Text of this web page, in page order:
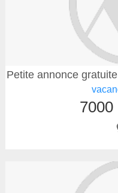
Petite annonce